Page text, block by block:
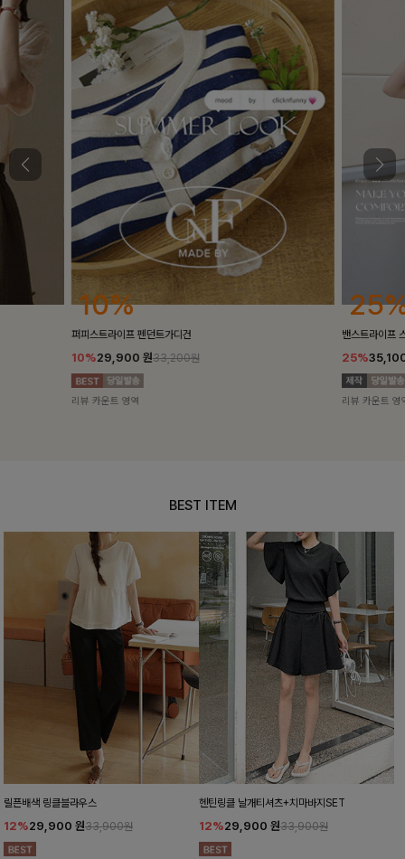
25%
밴스트라이프 스트링원피스
25%35,100 원46,800원
리뷰 카운트 영역
10%
[5천장돌파/
10%
리뷰 카운트 영
BEST ITEM
릴픈배색 링클블라우스
12%29,900 원33,900원
헨틴링클 날개티셔츠+치마바지SET
12%29,900 원33,900원